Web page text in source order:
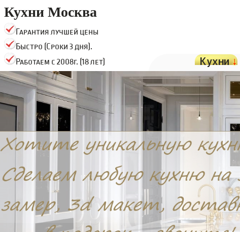
Кухни Москва
Гарантия лучшей цены
Быстро (Сроки 3 дня).
Работаем с 2008г. (18 лет)
Кухни↓